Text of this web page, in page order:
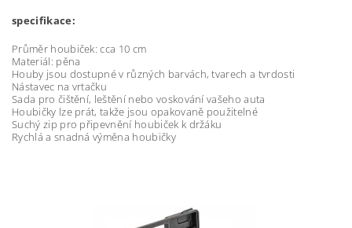
specifikace:
Průměr houbiček: cca 10 cm
Materiál: pěna
Houby jsou dostupné v různých barvách, tvarech a tvrdosti
Nástavec na vrtačku
Sada pro čištění, leštění nebo voskování vašeho auta
Houbičky lze prát, takže jsou opakovaně použitelné
Suchý zip pro připevnění houbiček k držáku
Rychlá a snadná výměna houbičky